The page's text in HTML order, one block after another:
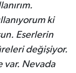
ki
Eserlerin
değişiyor.
var. Nevada